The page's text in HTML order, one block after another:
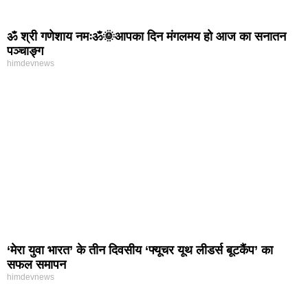
ॐ श्री गणेशाय नमःॐ🌞आपका दिन मंगलमय हो आज का सनातन
पञ्चाङ्ग
himdevnews
‘मेरा युवा भारत’ के तीन दिवसीय ‘फ्यूचर यूथ लीडर्स बूटकैंप’ का
सफल समापन
himdevnews